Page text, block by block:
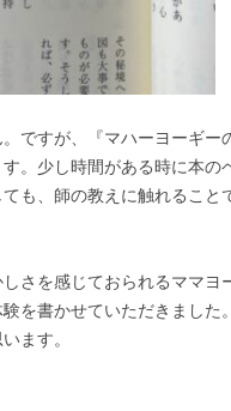
ですが、『マハーヨーギー
。少し時間がある時に本の
も、師の教えに触れること
さを感じておられるママヨ
を書かせていただきました。
ます。